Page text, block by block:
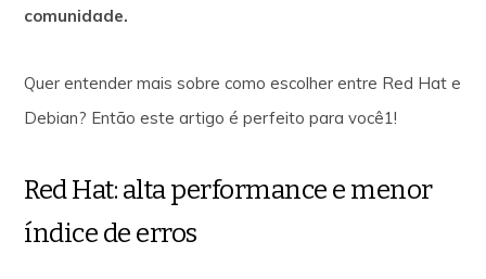
comunidade.
Quer entender mais sobre como escolher entre Red Hat e
Debian? Então este artigo é perfeito para você1!
Red Hat: alta performance e menor
índice de erros